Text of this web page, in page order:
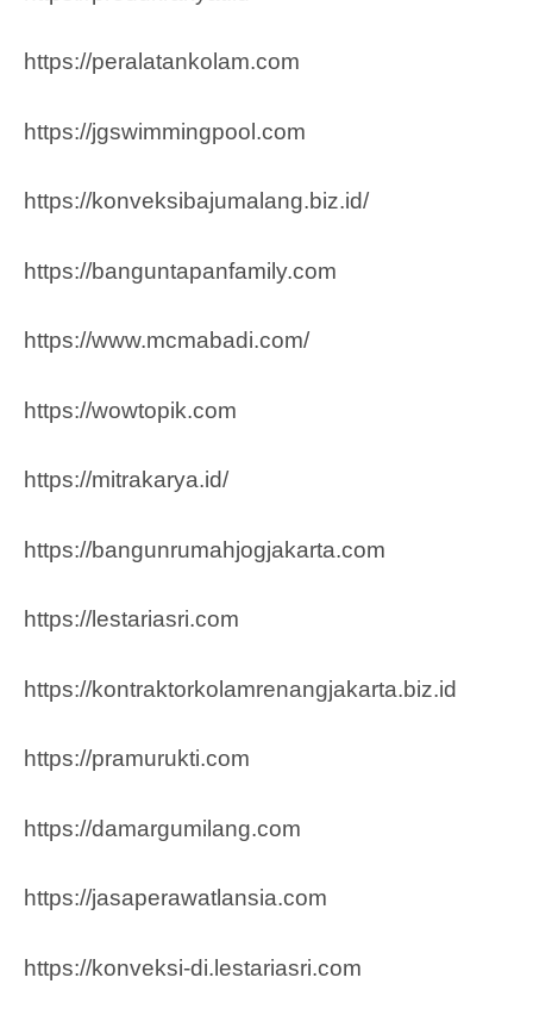
https://peralatankolam.com
https://jgswimmingpool.com
https://konveksibajumalang.biz.id/
https://banguntapanfamily.com
https://www.mcmabadi.com/
https://wowtopik.com
https://mitrakarya.id/
https://bangunrumahjogjakarta.com
https://lestariasri.com
https://kontraktorkolamrenangjakarta.biz.id
https://pramurukti.com
https://damargumilang.com
https://jasaperawatlansia.com
https://konveksi-di.lestariasri.com